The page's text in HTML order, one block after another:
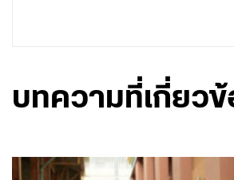
บทความที่เกี่ยวข้